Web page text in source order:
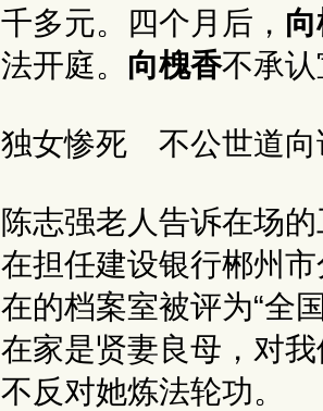
千多元。四个月后，
法开庭。 向槐香不承
独女惨死 不公世道向
陈志强老人告诉在场
在担任建设银行郴州
在的档案室被评为“全
在家是贤妻良母，对
不反对她炼法轮功。